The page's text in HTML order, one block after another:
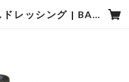
船橋にんじんすりおろしドレッシング | BASE２７８４ by船橋市観光協会